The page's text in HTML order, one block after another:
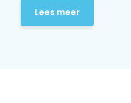
Lees meer